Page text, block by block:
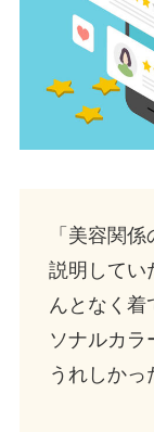
「美容関
説明してい
んとなく着
ソナルカラ
うれしかっ